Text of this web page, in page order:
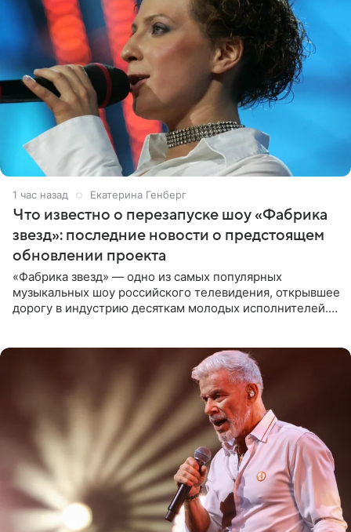
1 час назад Екатерина Генберг
Что известно о перезапуске шоу «Фабрика
звезд»: последние новости о предстоящем
обновлении проекта
«Фабрика звезд» — одно из самых популярных
музыкальных шоу российского телевидения, открывшее
дорогу в индустрию десяткам молодых исполнителей.